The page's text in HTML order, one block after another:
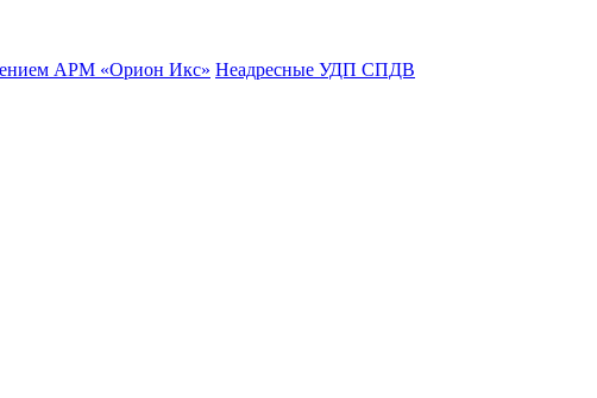
АРМ «Орион Икс» Неадресные УДП СПДВ